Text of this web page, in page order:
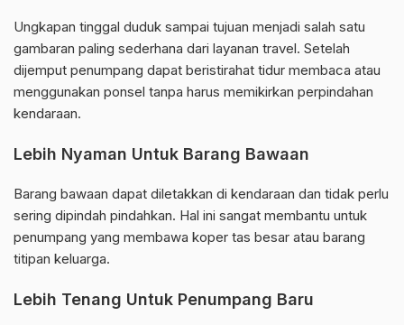
Ungkapan tinggal duduk sampai tujuan menjadi salah satu
gambaran paling sederhana dari layanan travel. Setelah
dijemput penumpang dapat beristirahat tidur membaca atau
menggunakan ponsel tanpa harus memikirkan perpindahan
kendaraan.
Lebih Nyaman Untuk Barang Bawaan
Barang bawaan dapat diletakkan di kendaraan dan tidak perlu
sering dipindah pindahkan. Hal ini sangat membantu untuk
penumpang yang membawa koper tas besar atau barang
titipan keluarga.
Lebih Tenang Untuk Penumpang Baru